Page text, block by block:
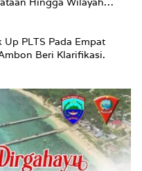
PLTS Pada Empat
Beri Klarifikasi.